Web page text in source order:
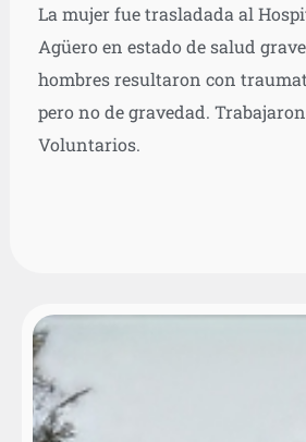
La mujer fue trasladada al
Agüero en estado de salud
hombres resultaron con
pero no de gravedad.
Voluntarios.